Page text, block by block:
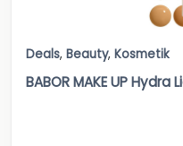
Deals, Beauty, Kosmetik
BABOR MAKE UP